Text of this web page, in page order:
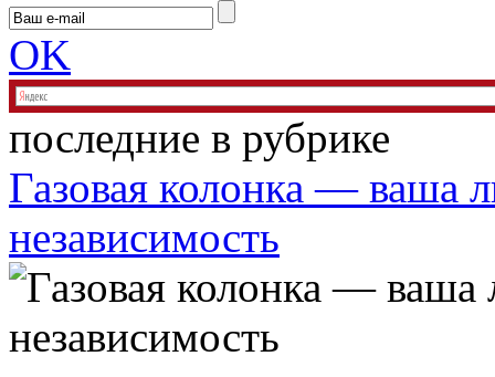
OK
последние в рубрике
Газовая колонка — ваша
независимость